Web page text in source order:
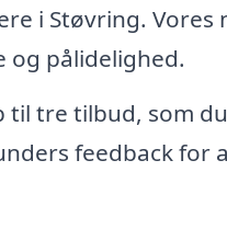
i Støvring.
og pålidelighed.
til tre tilbud, som
feedback for